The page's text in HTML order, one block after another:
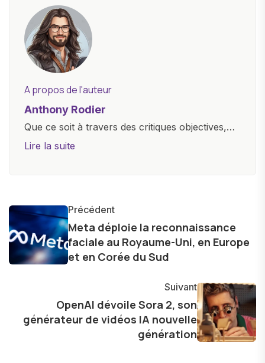
A propos de l'auteur
Anthony Rodier
Que ce soit à travers des critiques objectives,
des guides d'achat ou des analyses
lumière les aspects pratiques de ces
innovations. Mon travail consiste également à
partager des réflexions sur l'impact de la
technologie sur notre vie quotidienne et à
Lire la suite
Précédent
Meta déploie la reconnaissance
faciale au Royaume-Uni, en Europe
et en Corée du Sud
Suivant
OpenAI dévoile Sora 2, son
générateur de vidéos IA nouvelle
génération